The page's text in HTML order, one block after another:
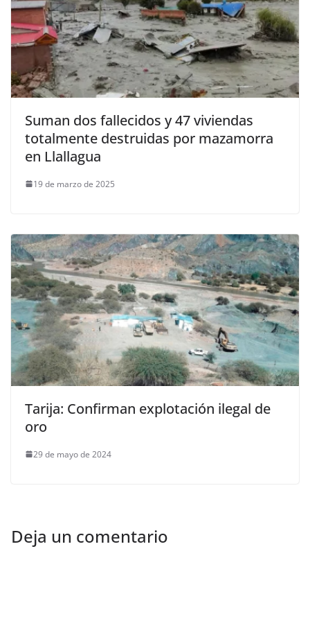
Suman dos fallecidos y 47 viviendas
totalmente destruidas por mazamorra
en Llallagua
19 de marzo de 2025
Tarija: Confirman explotación ilegal de
oro
29 de mayo de 2024
Deja un comentario